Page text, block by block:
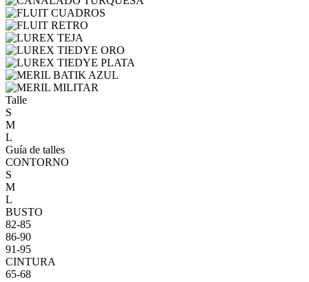
Talle
S
M
L
Guía de talles
CONTORNO
S
M
L
BUSTO
82-85
86-90
91-95
CINTURA
65-68